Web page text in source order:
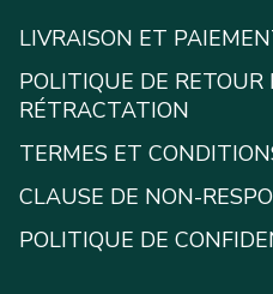
LIVRAISON ET
POLITIQUE DE RETOUR
RÉTRACTATION
TERMES ET
CLAUSE DE NON-
POLITIQUE DE